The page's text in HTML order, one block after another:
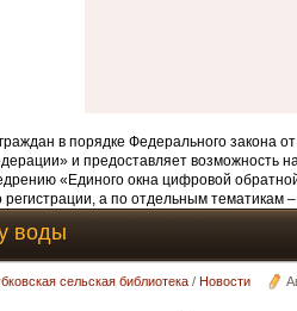
в порядке Федерального закона
и предоставляет возможность
«Единого окна цифровой
а по отдельным тематикам
воды
сельская библиотека /Новости